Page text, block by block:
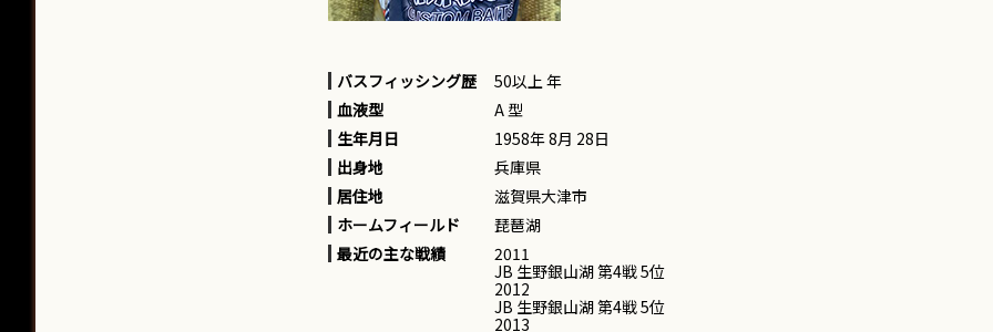
バスフィッシング歴
50以上 年
血液型
A 型
生年月日
1958年 8月 28日
出身地
兵庫県
居住地
滋賀県大津市
ホームフィールド
琵琶湖
最近の主な戦績
2011
JB 生野銀山湖 第4戦 5位
2012
JB 生野銀山湖 第4戦 5位
2013